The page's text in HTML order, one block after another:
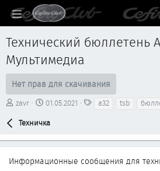
Технический бюллетень
Мультимедиа
Нет прав для скачивания
А
о
р
zavr
Д
т
а
с
з
01.05.2021
и
a32 tsb
Техничка
Информационные сообщения для